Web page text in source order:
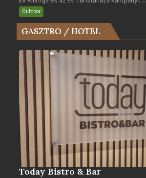
és
az
Év
bejegyzéshez
Outdoor
GASZTRO / HOTEL
Today Bistro & Bar